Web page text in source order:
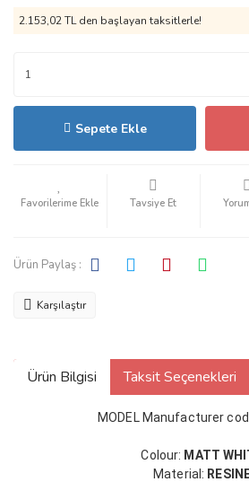
2.153,02 TL den başlayan taksitlerle!
Sepete Ekle
Tavsiye Et
Ürün Paylaş :
Karşılaştır
Ürün Bilgisi Taksit Seçenekleri
MODEL Manufacturer
Colour: MATT
Material: